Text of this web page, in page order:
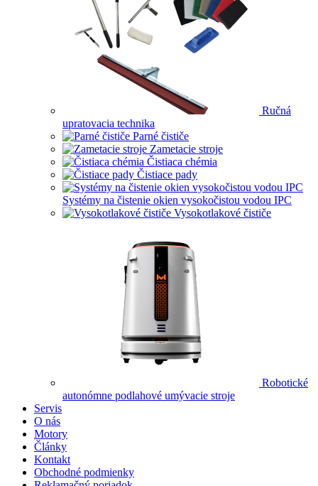
Ručná
upratovacia technika
Parné čističe
Zametacie stroje
Čistiaca chémia
Čistiace pady
Systémy na čistenie okien vysokočistou vodou IPC
Vysokotlakové čističe
Robotické
autonómne podlahové umývacie stroje
Servis
O nás
Motory
Články
Kontakt
Obchodné podmienky